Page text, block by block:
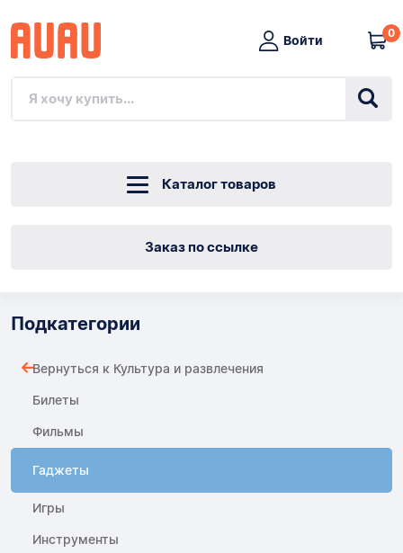
Войти
0
Каталог товаров
Заказ по ссылке
Подкатегории
Вернуться к Культура и развлечения
Билеты
Фильмы
Гаджеты
Игры
Инструменты